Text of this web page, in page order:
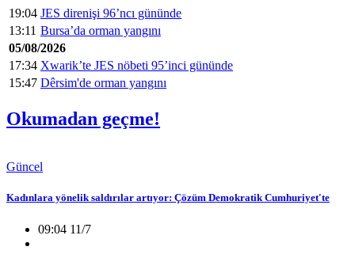
19:04 JES direnişi 96’ncı gününde
13:11 Bursa’da orman yangını
05/08/2026
17:34 Xwarik’te JES nöbeti 95’inci gününde
15:47 Dêrsim'de orman yangını
Okumadan geçme!
Güncel
Kadınlara yönelik saldırılar artıyor: Çözüm Demokratik Cumhuriyet'te
09:04 11/7